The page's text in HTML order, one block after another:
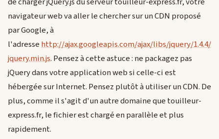
navigateur web va aller le chercher sur un CDN proposé
par Google, à
l'adressehttp://ajax.googleapis.com/ajax/libs/jquery/1.4.4/
jquery.min.js. Pensez à cette astuce : ne packagez pas
jQuery dans votre application web si celle-ci est
hébergée sur Internet. Pensez plutôt à utiliser un CDN. De
plus, comme il s'agit d'un autre domaine que touilleur-
express.fr, le fichier est chargé en parallèle et plus
rapidement.